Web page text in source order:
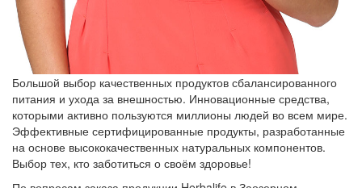
Большой выбор качественных продуктов сбалансированного
питания и ухода за внешностью. Инновационные средства,
которыми активно пользуются миллионы людей во всем мире.
Эффективные сертифицированные продукты, разработанные
на основе высококачественных натуральных компонентов.
Выбор тех, кто заботиться о своём здоровье!